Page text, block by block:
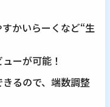
かいらーくなど“生
ーが可能！
きるので、端数調整